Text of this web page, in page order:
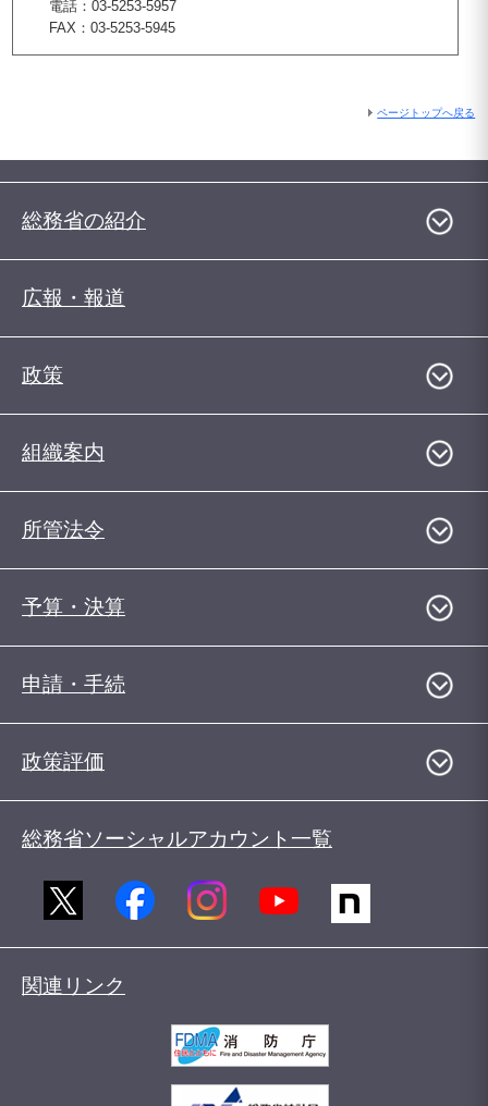
電話：03-5253-5957
FAX：03-5253-5945
ページトップへ戻る
総務省の紹介
広報・報道
政策
組織案内
所管法令
予算・決算
申請・手続
政策評価
総務省ソーシャルアカウント一覧
関連リンク